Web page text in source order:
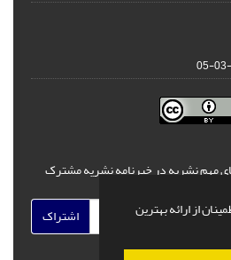
از ارائه بهترین
مهم نشریه در خبرنامه نشریه مشترک
اشتراک